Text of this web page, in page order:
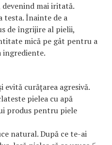
mai iritată.
testa. Înainte de a
de îngrijire al pielii,
mică pe gât pentru a
ingrediente.
evită curăţarea agresivă.
pielea cu apă
produs pentru piele
natural. După ce te-ai